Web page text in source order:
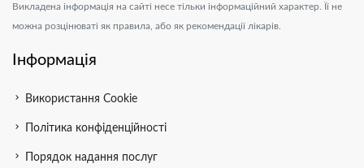
Викладена інформація на сайті несе тільки інформаційний характер. Її не
можна розцінюваті як правила, або як рекомендації лікарів.
Інформація
chevron_right Використання Cookie
chevron_right Політика конфіденційності
chevron_right Порядок надання послуг